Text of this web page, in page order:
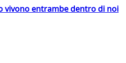
vivono entrambe dentro di noi